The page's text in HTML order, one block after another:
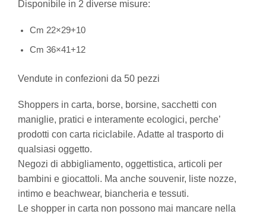
Disponibile in 2 diverse misure:
Cm 22×29+10
Cm 36×41+12
Vendute in confezioni da 50 pezzi
Shoppers in carta, borse, borsine, sacchetti con
maniglie, pratici e interamente ecologici, perche’
prodotti con carta riciclabile. Adatte al trasporto di
qualsiasi oggetto.
Negozi di abbigliamento, oggettistica, articoli per
bambini e giocattoli. Ma anche souvenir, liste nozze,
intimo e beachwear, biancheria e tessuti.
Le shopper in carta non possono mai mancare nella